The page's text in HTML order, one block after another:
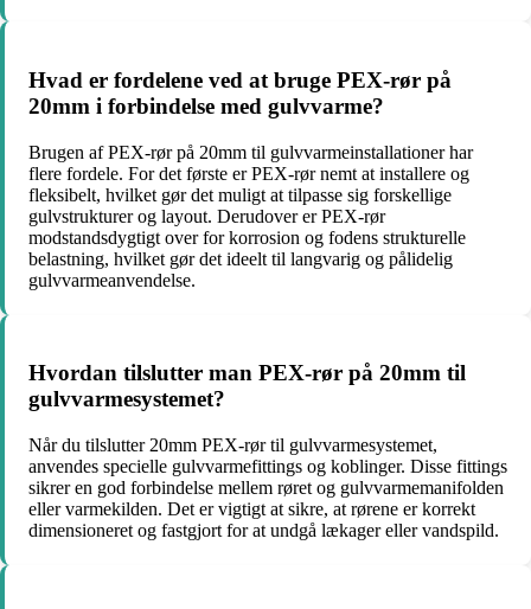
Hvad er fordelene ved at bruge PEX-rør på
20mm i forbindelse med gulvvarme?
Brugen af PEX-rør på 20mm til gulvvarmeinstallationer har
flere fordele. For det første er PEX-rør nemt at installere og
fleksibelt, hvilket gør det muligt at tilpasse sig forskellige
gulvstrukturer og layout. Derudover er PEX-rør
modstandsdygtigt over for korrosion og fodens strukturelle
belastning, hvilket gør det ideelt til langvarig og pålidelig
gulvvarmeanvendelse.
Hvordan tilslutter man PEX-rør på 20mm til
gulvvarmesystemet?
Når du tilslutter 20mm PEX-rør til gulvvarmesystemet,
anvendes specielle gulvvarmefittings og koblinger. Disse fittings
sikrer en god forbindelse mellem røret og gulvvarmemanifolden
eller varmekilden. Det er vigtigt at sikre, at rørene er korrekt
dimensioneret og fastgjort for at undgå lækager eller vandspild.